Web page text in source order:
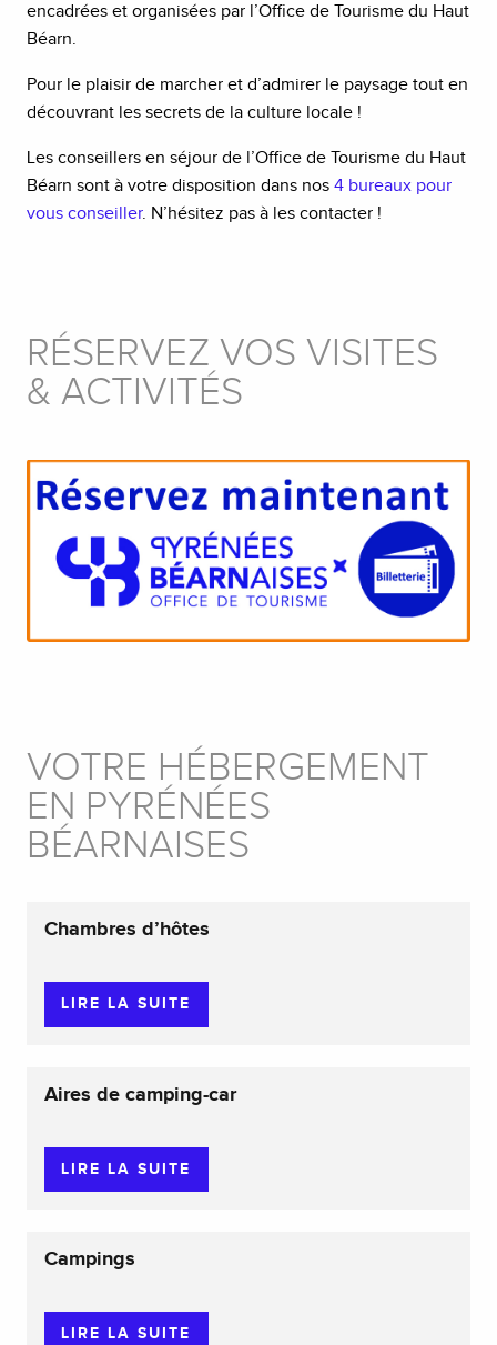
encadrées et organisées par l’Office de Tourisme du Haut
Béarn.
Pour le plaisir de marcher et d’admirer le paysage tout en
découvrant les secrets de la culture locale !
Les conseillers en séjour de l’Office de Tourisme du Haut
Béarn sont à votre disposition dans nos 4 bureaux pour
vous conseiller. N’hésitez pas à les contacter !
RÉSERVEZ VOS VISITES
& ACTIVITÉS
VOTRE HÉBERGEMENT
EN PYRÉNÉES
BÉARNAISES
Chambres d’hôtes
LIRE LA SUITE
Aires de camping-car
LIRE LA SUITE
Campings
LIRE LA SUITE